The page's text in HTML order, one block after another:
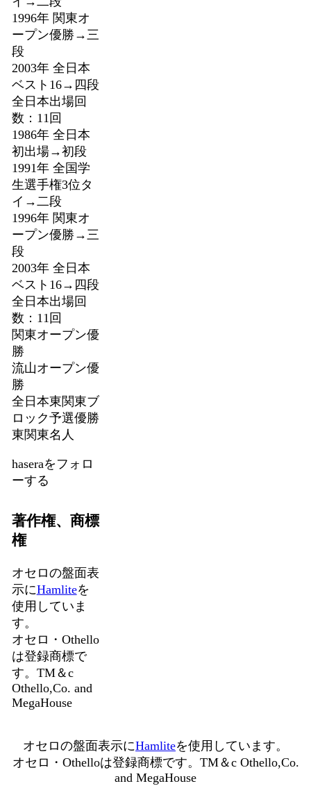
1996年 関東オ
ープン優勝→三
段
2003年 全日本
ベスト16→四段
全日本出場回
数：11回
1986年 全日本
初出場→初段
1991年 全国学
生選手権3位タ
イ→二段
1996年 関東オ
ープン優勝→三
段
2003年 全日本
ベスト16→四段
全日本出場回
数：11回
関東オープン優
勝
流山オープン優
勝
全日本東関東ブ
ロック予選優勝
東関東名人
haseraをフォロ
ーする
著作権、商標
権
オセロの盤面表
示にHamliteを
使用していま
す。
オセロ・Othello
は登録商標で
す。TM＆c
Othello,Co. and
MegaHouse
オセロの盤面表示にHamliteを使用しています。
オセロ・Othelloは登録商標です。TM＆c Othello,Co.
and MegaHouse